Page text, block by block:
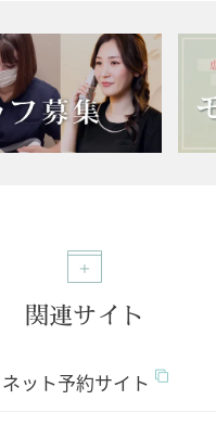
関連サイト
ネット予約サイト